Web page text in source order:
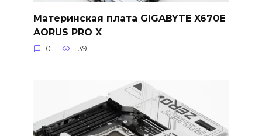
Материнская плата GIGABYTE X670E
AORUS PRO X
0 139